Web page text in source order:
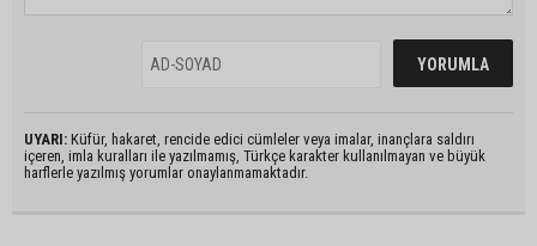
UYARI: Küfür, hakaret, rencide edici cümleler veya imalar, inançlara saldırı
içeren, imla kuralları ile yazılmamış, Türkçe karakter kullanılmayan ve büyük
harflerle yazılmış yorumlar onaylanmamaktadır.